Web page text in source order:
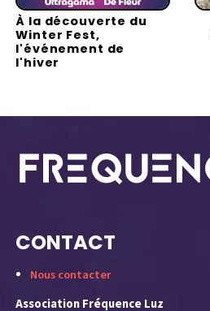
À la découverte du
Winter Fest,
l'événement de
l'hiver
CONTACT
Nous contacter
Association Fréquence Luz